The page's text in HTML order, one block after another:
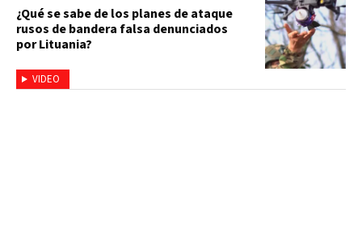
VIDEO
¿Qué se sabe de los planes de ataque
rusos de bandera falsa denunciados
por Lituania?